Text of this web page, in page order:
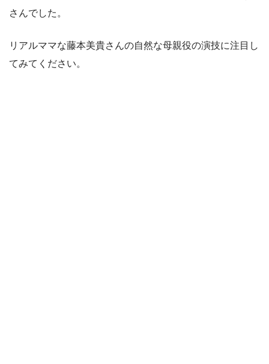
さんでした。
リアルママな藤本美貴さんの自然な母親役の演技に注目し
てみてください。